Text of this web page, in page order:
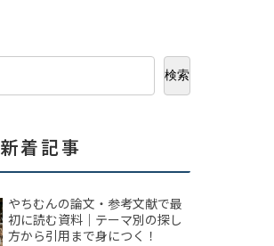
検索
新着記事
やちむんの論文・参考文献で最
初に読む資料｜テーマ別の探し
方から引用まで身につく！